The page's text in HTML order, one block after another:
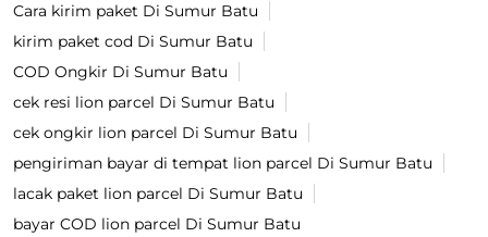
Cara kirim paket Di Sumur Batu
kirim paket cod Di Sumur Batu
COD Ongkir Di Sumur Batu
cek resi lion parcel Di Sumur Batu
cek ongkir lion parcel Di Sumur Batu
pengiriman bayar di tempat lion parcel Di Sumur Batu
lacak paket lion parcel Di Sumur Batu
bayar COD lion parcel Di Sumur Batu